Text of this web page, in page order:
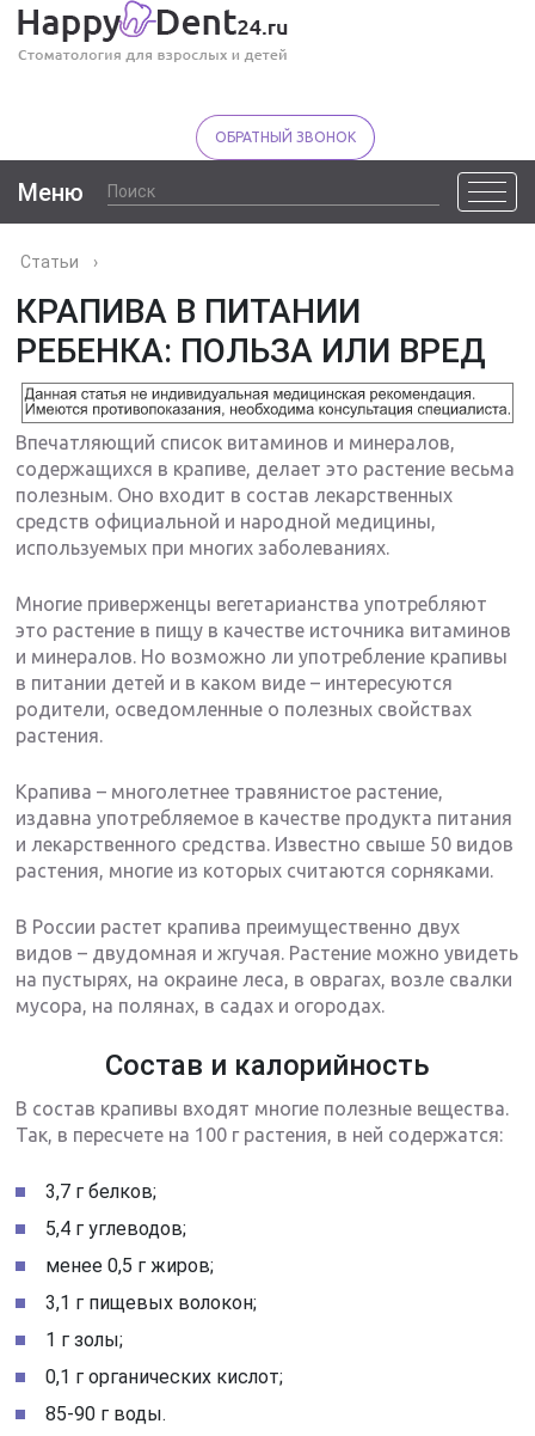
ОБРАТНЫЙ ЗВОНОК
Меню
Статьи ›
КРАПИВА В ПИТАНИИ
РЕБЕНКА: ПОЛЬЗА ИЛИ ВРЕД
Впечатляющий список витаминов и минералов,
содержащихся в крапиве, делает это растение весьма
полезным. Оно входит в состав лекарственных
средств официальной и народной медицины,
используемых при многих заболеваниях.
Многие приверженцы вегетарианства употребляют
это растение в пищу в качестве источника витаминов
и минералов. Но возможно ли употребление крапивы
в питании детей и в каком виде – интересуются
родители, осведомленные о полезных свойствах
растения.
Крапива – многолетнее травянистое растение,
издавна употребляемое в качестве продукта питания
и лекарственного средства. Известно свыше 50 видов
растения, многие из которых считаются сорняками.
В России растет крапива преимущественно двух
видов – двудомная и жгучая. Растение можно увидеть
на пустырях, на окраине леса, в оврагах, возле свалки
мусора, на полянах, в садах и огородах.
Состав и калорийность
В состав крапивы входят многие полезные вещества.
Так, в пересчете на 100 г растения, в ней содержатся:
3,7 г белков;
5,4 г углеводов;
менее 0,5 г жиров;
3,1 г пищевых волокон;
1 г золы;
0,1 г органических кислот;
85-90 г воды.